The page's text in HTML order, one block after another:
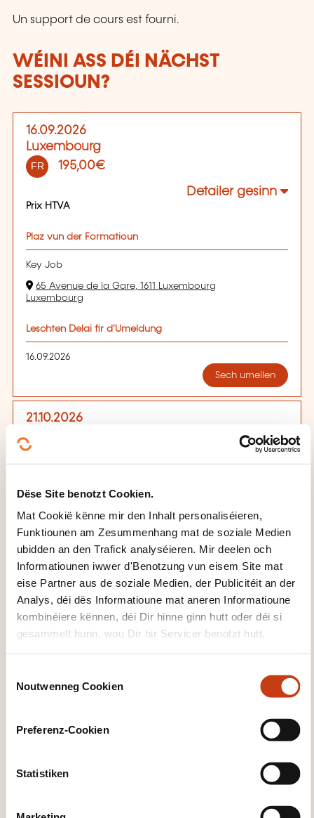
Dëse Site benotzt Cookien.
Mat Cookië kënne mir den Inhalt personaliséieren,
Funktiounen am Zesummenhang mat de soziale Medien
ubidden an den Trafick analyséieren. Mir deelen och
Informatiounen iwwer d'Benotzung vun eisem Site mat
eise Partner aus de soziale Medien, der Publicitéit an der
Analys, déi dës Informatioune mat aneren Informatioune
kombinéiere kënnen, déi Dir hinne ginn hutt oder déi si
gesammelt hunn, wou Dir hir Servicer benotzt hutt.
Noutwenneg Cookien
Preferenz-Cookien
Statistiken
Un support de cours est fourni.
WÉINI ASS DÉI NÄCHST
SESSIOUN?
16.09.2026
Luxembourg
FR 195,00€
Detailer gesinn
Prix HTVA
Plaz vun der Formatioun
Key Job
65 Avenue de la Gare, 1611 Luxembourg
Luxembourg
Leschten Delai fir d'Umeldung
16.09.2026
Sech umellen
21.10.2026
19.11.2026
Luxembourg
FR 195,00€
Detailer gesinn
09.12.2026
Luxembourg
FR 195,00€
Detailer gesinn
Luxembourg
Detailer gesinn